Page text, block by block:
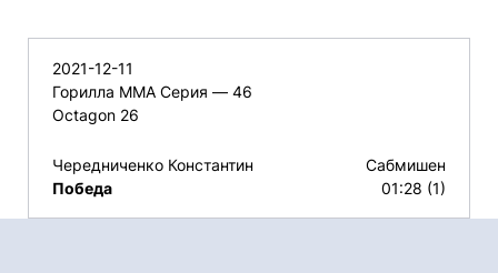
2021-12-11
Горилла ММА Серия — 46
Octagon 26
Чередниченко Константин
Победа
Сабмишен
01:28 (1)